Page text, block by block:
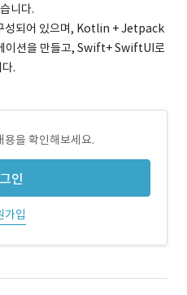
니다.
성되어 있으며, Kotlin + Jetpack
이션을 만들고, Swift+ SwiftUI로
.
용을 확인해보세요.
인
가입